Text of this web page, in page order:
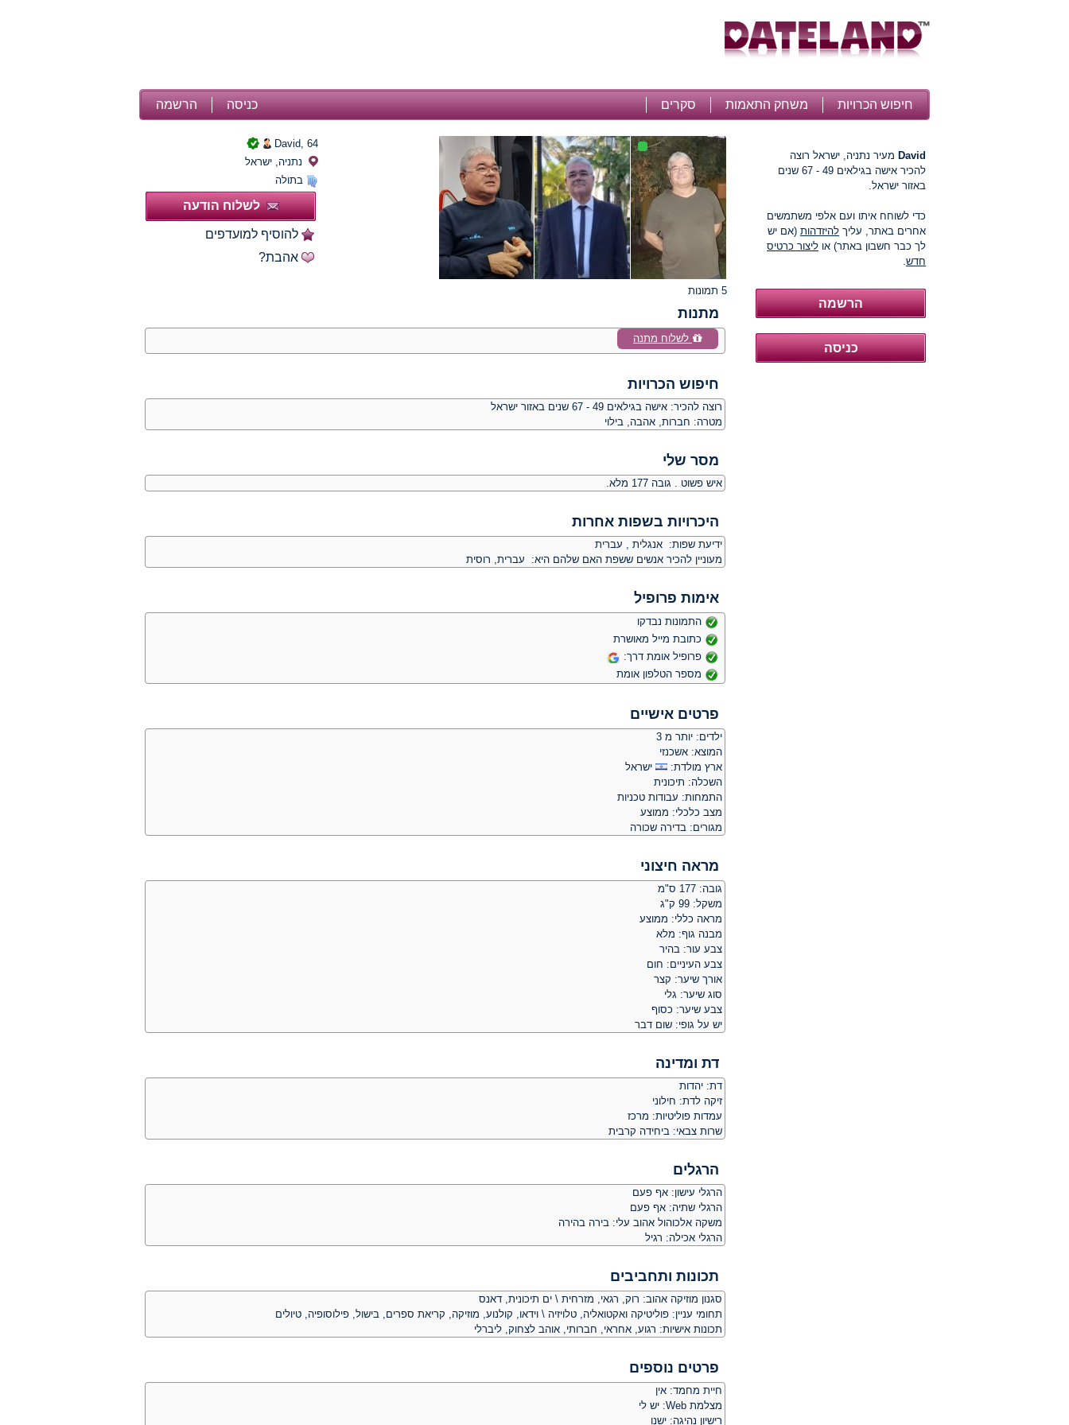
חיפוש הכרויות משחק התאמות סקרים הרשמה כניסה
David מעיר נתניה, ישראל רוצה
להכיר אישה בגילאים 49 - 67 שנים
באזור ישראל.
כדי לשוחח איתו ועם אלפי משתמשים
אחרים באתר, עליך להיזדהות (אם יש
לך כבר חשבון באתר) או ליצור כרטיס
חדש.
5 תמונות
David, 64
נתניה, ישראל
בתולה
לשלוח הודעה
להוסיף למועדפים
אהבת?
מתנות
לשלוח מתנה
חיפוש הכרויות
רוצה להכיר: אישה בגילאים 49 - 67 שנים באזור ישראל
מטרה: חברות, אהבה, בילוי
מסר שלי
איש פשוט . גובה 177 מלא.
היכרויות בשפות אחרות
ידיעת שפות: אנגלית , עברית
מעוניין להכיר אנשים ששפת האם שלהם היא: עברית, רוסית
אימות פרופיל
התמונות נבדקו
כתובת מייל מאושרת
פרופיל אומת דרך:
מספר הטלפון אומת
פרטים אישיים
ילדים: יותר מ 3
המוצא: אשכנזי
ארץ מולדת:
ישראל
השכלה: תיכונית
התמחות: עבודות טכניות
מצב כלכלי: ממוצע
מגורים: בדירה שכורה
מראה חיצוני
גובה: 177 ס"מ
משקל: 99 ק"ג
מראה כללי: ממוצע
מבנה גוף: מלא
צבע עור: בהיר
צבע העיניים: חום
אורך שיער: קצר
סוג שיער: גלי
צבע שיער: כסוף
יש על גופי: שום דבר
דת ומדינה
דת: יהדות
זיקה לדת: חילוני
עמדות פוליטיות: מרכז
שרות צבאי: ביחידה קרבית
הרגלים
הרגלי עישון: אף פעם
הרגלי שתיה: אף פעם
משקה אלכוהול אהוב עלי: בירה בהירה
הרגלי אכילה: רגיל
תכונות ותחביבים
סגנון מוזיקה אהוב: רוק, רגאי, מזרחית \ ים תיכונית, דאנס
תחומי עניין: פוליטיקה ואקטואליה, טלויזיה \ וידאו, קולנוע, מוזיקה, קריאת ספרים, בישול, פילוסופיה, טיולים
תכונות אישיות: רגוע, אחראי, חברותי, אוהב לצחוק, ליברלי
פרטים נוספים
חיית מחמד: אין
מצלמת Web: יש לי
רישיון נהיגה: ישנו